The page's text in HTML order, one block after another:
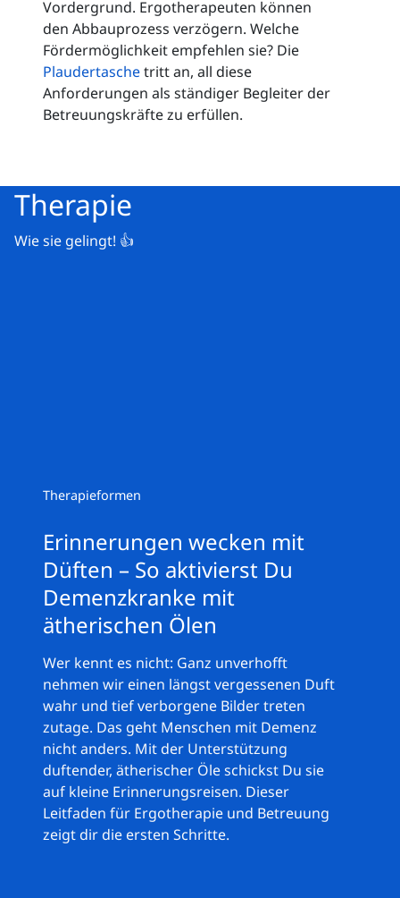
Vordergrund. Ergotherapeuten können
den Abbauprozess verzögern. Welche
Fördermöglichkeit empfehlen sie? Die
Plaudertaschetritt an, all diese
Anforderungen als ständiger Begleiter der
Betreuungskräfte zu erfüllen.
Therapie
Wie sie gelingt! 👍
Therapieformen
Erinnerungen wecken mit
Düften – So aktivierst Du
Demenzkranke mit
ätherischen Ölen
Wer kennt es nicht: Ganz unverhofft
nehmen wir einen längst vergessenen Duft
wahr und tief verborgene Bilder treten
zutage. Das geht Menschen mit Demenz
nicht anders. Mit der Unterstützung
duftender, ätherischer Öle schickst Du sie
auf kleine Erinnerungsreisen. Dieser
Leitfaden für Ergotherapie und Betreuung
zeigt dir die ersten Schritte.